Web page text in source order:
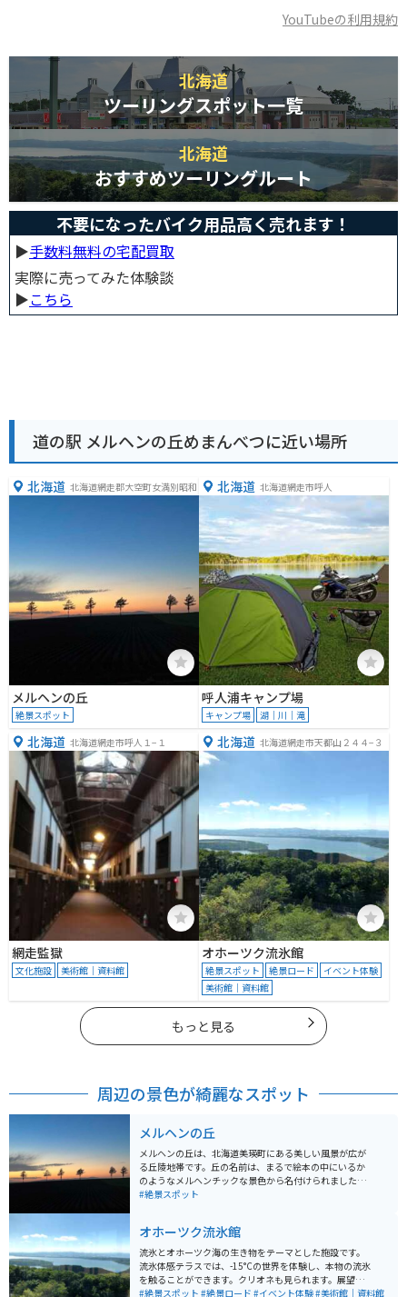
YouTubeの利用規約
北海道
ツーリングスポット一覧
北海道
おすすめツーリングルート
不要になったバイク用品高く売れます！
▶︎手数料無料の宅配買取
実際に売ってみた体験談
▶︎こちら
道の駅 メルヘンの丘めまんべつに近い場所
北海道 北海道網走郡大空町女満別昭和
メルヘンの丘
絶景スポット
北海道 北海道網走市呼人
呼人浦キャンプ場
キャンプ場 湖｜川｜滝
北海道 北海道網走市呼人１−１
網走監獄
文化施設 美術館｜資料館
北海道 北海道網走市天都山２４４−３
オホーツク流氷館
絶景スポット 絶景ロード
イベント体験
美術館｜資料館
もっと見る
周辺の景色が綺麗なスポット
メルヘンの丘
メルヘンの丘は、北海道美瑛町にある美しい風景が広が
る丘陵地帯です。丘の名前は、まるで絵本の中にいるか
のようなメルヘンチックな景色から名付けられました。
一面に広がるなだらかな丘には、季節ごとに異なる作物
に木が7本生えているのがとても綺麗です。 また、冬に
は雪が一面を覆い、真っ白な大地と青い空のコントラス
トが印象的です。丘の頂上付近には木々が点在し、その
シルエットが夕焼け時には幻想的な雰囲気を醸し出しま
す。近くに道の駅もあるので、休憩にもちょうど良いス
#絶景スポット
オホーツク流氷館
流氷とオホーツク海の生き物をテーマとした施設です。
流氷体感テラスでは、-15°Cの世界を体験し、本物の流氷
を触ることができます。クリオネも見られます。展望テ
ラスから見えるオホーツク海、網走湖、能取湖は絶景な
#絶景スポット #絶景ロード #イベント体験#美術館｜資料館